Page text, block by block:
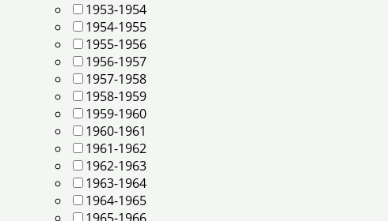
1953-1954
1954-1955
1955-1956
1956-1957
1957-1958
1958-1959
1959-1960
1960-1961
1961-1962
1962-1963
1963-1964
1964-1965